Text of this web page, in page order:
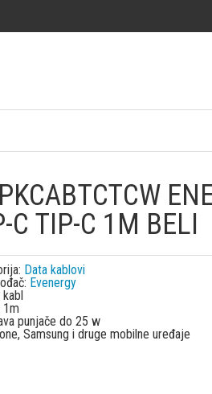
C TIP-C 1M BELI
Data kablovi
Evenergy
kabl
1m
punjače do 25 w
Samsung i druge mobilne uređaje